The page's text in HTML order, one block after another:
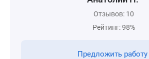
Отзывов: 10
Рейтинг: 98%
Предложить работу